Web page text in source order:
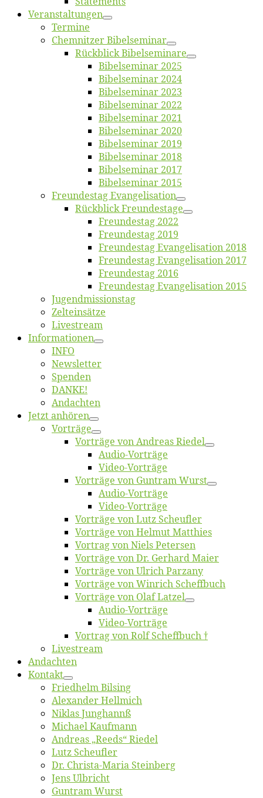
Ver­an­stal­tun­gen
Ter­mi­ne
Chemnit­zer Bibelseminar
Rück­blick Bibelseminare
Bi­bel­se­mi­nar 2025
Bi­bel­se­mi­nar 2024
Bi­bel­se­mi­nar 2023
Bi­bel­se­mi­nar 2022
Bi­bel­se­mi­nar 2021
Bi­bel­se­mi­nar 2020
Bi­bel­se­mi­nar 2019
Bi­bel­se­mi­nar 2018
Bibelsemi­nar 2017
Bibelsemi­nar 2015
Freun­des­tag Evangelisation
Rück­blick Freundestage
Freun­des­tag 2022
Freun­des­tag 2019
Freun­des­tag Evan­ge­li­sa­ti­on 2018
Freun­des­tag Evan­ge­li­sa­ti­on 2017
Freun­des­tag 2016
Freun­des­tag Evan­ge­li­sa­ti­on 2015
Jugend­mis­sions­tag
Zelt­ein­sät­ze
Live­stream
Informatio­nen
INFO
News­let­ter
Spen­den
DANKE!
An­dach­ten
Jetzt an­hö­ren
Vor­trä­ge
Vor­trä­ge von An­dre­as Riedel
Au­dio-Vor­trä­ge
Vi­deo-Vor­trä­ge
Vor­trä­ge von Gun­tram Wurst
Au­dio-Vor­trä­ge
Vi­deo-Vor­trä­ge
Vor­trä­ge von Lutz Scheufler
Vor­trä­ge von Hel­mut Matthies
Vor­trag von Niels Petersen
Vor­trä­ge von Dr. Ger­hard Maier
Vor­trä­ge von Ul­rich Parzany
Vor­trä­ge von Win­rich Scheffbuch
Vor­trä­ge von Olaf Latzel
Au­dio-Vor­trä­ge
Vi­deo-Vor­trä­ge
Vor­trag von Rolf Scheffbuch †
Live­stream
An­dach­ten
Kon­takt
Fried­helm Bilsing
Alex­an­der Hellmich
Ni­klas Junghannß
Mi­cha­el Kaufmann
An­dre­as „Reeds“ Riedel
Lutz Scheuf­ler
Dr. Chris­­ta-Ma­ria Steinberg
Jens Ulb­richt
Gun­tram Wurst